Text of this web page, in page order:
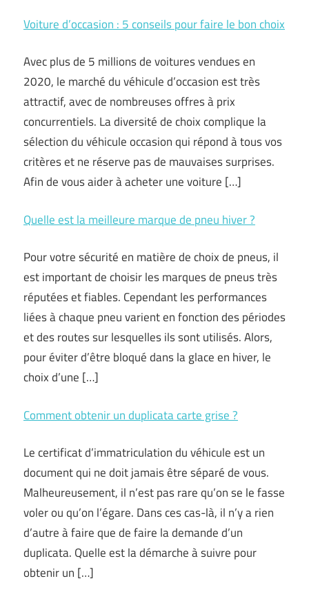
Voiture d’occasion : 5 conseils pour faire le bon choix
Avec plus de 5 millions de voitures vendues en
2020, le marché du véhicule d’occasion est très
attractif, avec de nombreuses offres à prix
concurrentiels. La diversité de choix complique la
sélection du véhicule occasion qui répond à tous vos
critères et ne réserve pas de mauvaises surprises.
Afin de vous aider à acheter une voiture […]
Quelle est la meilleure marque de pneu hiver ?
Pour votre sécurité en matière de choix de pneus, il
est important de choisir les marques de pneus très
réputées et fiables. Cependant les performances
liées à chaque pneu varient en fonction des périodes
et des routes sur lesquelles ils sont utilisés. Alors,
pour éviter d’être bloqué dans la glace en hiver, le
choix d’une […]
Comment obtenir un duplicata carte grise ?
Le certificat d’immatriculation du véhicule est un
document qui ne doit jamais être séparé de vous.
Malheureusement, il n’est pas rare qu’on se le fasse
voler ou qu’on l’égare. Dans ces cas-là, il n’y a rien
d’autre à faire que de faire la demande d’un
duplicata. Quelle est la démarche à suivre pour
obtenir un […]